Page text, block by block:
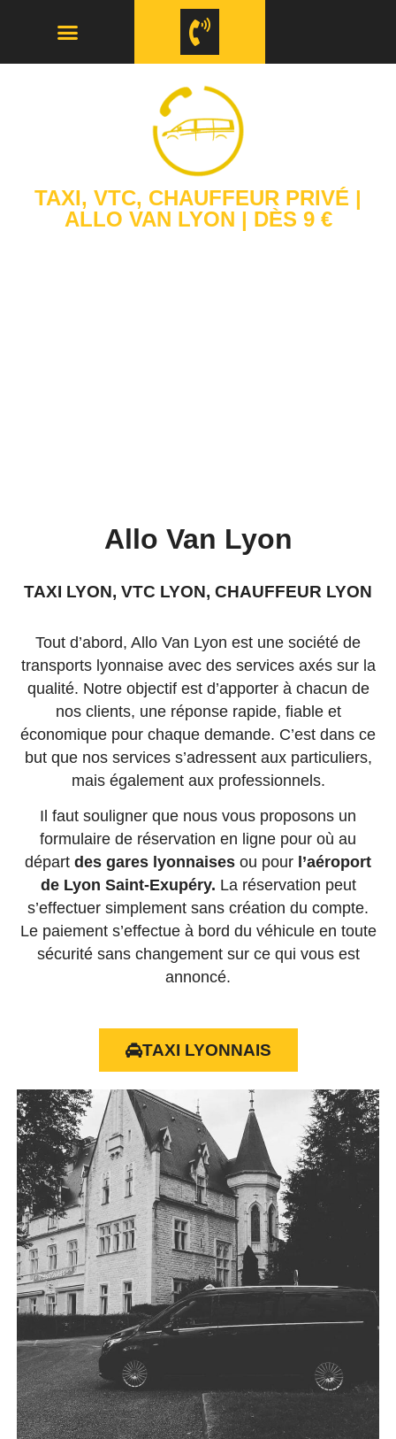
TAXI, VTC, CHAUFFEUR PRIVÉ |
ALLO VAN LYON | DÈS 9 €
Allo Van Lyon
TAXI LYON, VTC LYON, CHAUFFEUR LYON
Tout d’abord, Allo Van Lyon est une société de
transports lyonnaise avec des services axés sur la
qualité. Notre objectif est d’apporter à chacun de
nos clients, une réponse rapide, fiable et
économique pour chaque demande. C’est dans ce
but que nos services s’adressent aux particuliers,
mais également aux professionnels.
Il faut souligner que nous vous proposons un
formulaire de réservation en ligne pour où au
départ des gares lyonnaises ou pour l’aéroport
de Lyon Saint-Exupéry. La réservation peut
s’effectuer simplement sans création du compte.
Le paiement s’effectue à bord du véhicule en toute
sécurité sans changement sur ce qui vous est
annoncé.
TAXI LYONNAIS